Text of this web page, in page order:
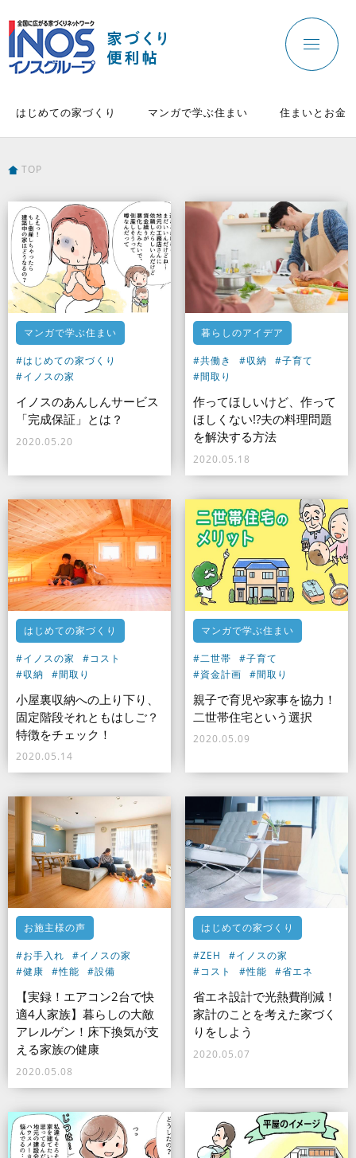
はじめての家づくり マンガで学ぶ住まい 住まいとお金
TOP
マンガで学ぶ住まい
#はじめての家づくり
#イノスの家
イノスのあんしんサービス
「完成保証」とは？
2020.05.20
暮らしのアイデア
#共働き #収納
#子育て
#間取り
作ってほしいけど、作って
ほしくない!?夫の料理問題
を解決する方法
2020.05.18
はじめての家づくり
#イノスの家
#コスト
#収納
#間取り
小屋裏収納への上り下り、
固定階段それともはしご？
特徴をチェック！
2020.05.14
マンガで学ぶ住まい
#二世帯
#子育て
#資金計画
#間取り
親子で育児や家事を協力！
二世帯住宅という選択
2020.05.09
お施主様の声
#お手入れ
#イノスの家
#健康
#性能 #設備
【実録！エアコン2台で快
適4人家族】暮らしの大敵
アレルゲン！床下換気が支
える家族の健康
2020.05.08
はじめての家づくり
#ZEH
#イノスの家
#コスト
#性能 #省エネ
省エネ設計で光熱費削減！
家計のことを考えた家づく
りをしよう
2020.05.07